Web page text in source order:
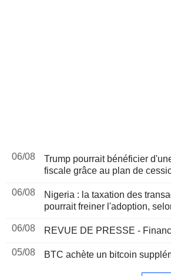
06/08
Trump pourrait bénéficier
fiscale grâce au plan de
06/08
Nigeria : la taxation des
pourrait freiner l'adoption,
06/08 REVUE DE PRESSE -
05/08 BTC achète un bitcoin